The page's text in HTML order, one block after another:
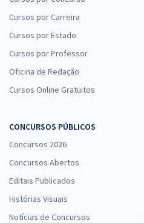
Cursos por Carreira
Cursos por Estado
Cursos por Professor
Oficina de Redação
Cursos Online Gratuitos
CONCURSOS PÚBLICOS
Concursos 2026
Concursos Abertos
Editais Publicados
Histórias Visuais
Notícias de Concursos